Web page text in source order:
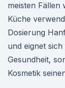
meisten Fällen
Küche
Dosierung
und eignet
Gesundheit,
Kosmetik